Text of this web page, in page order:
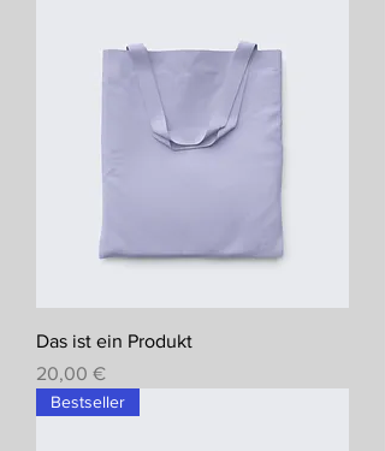
Das ist ein Produkt
Preis
20,00 €
Bestseller